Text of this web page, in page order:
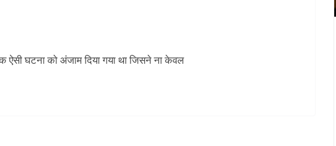
ऐसी घटना को अंजाम दिया गया था जिसने ना केवल